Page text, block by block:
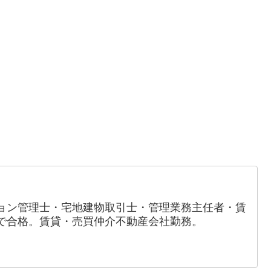
ン管理士・宅地建物取引士・管理業務主任者・賃
格。賃貸・売買仲介不動産会社勤務。